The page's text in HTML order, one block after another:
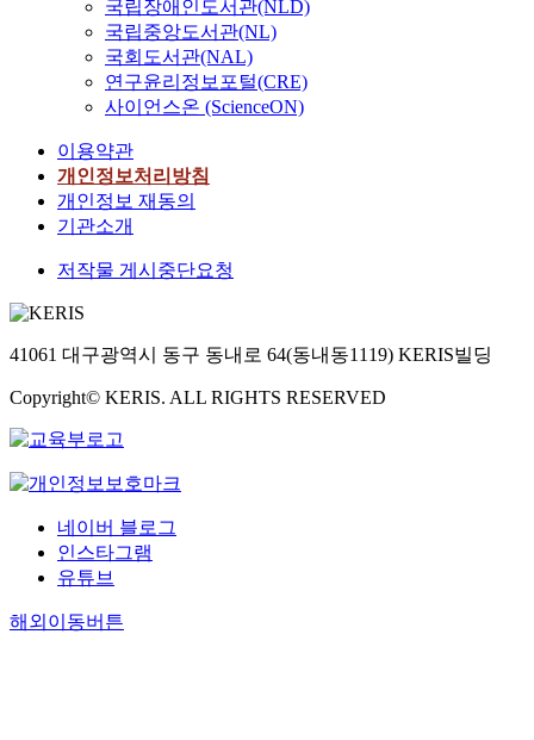
국립장애인도서관(NLD)
국립중앙도서관(NL)
국회도서관(NAL)
연구윤리정보포털(CRE)
사이언스온 (ScienceON)
이용약관
개인정보처리방침
개인정보 재동의
기관소개
저작물 게시중단요청
41061 대구광역시 동구 동내로 64(동내동1119) KERIS빌딩
Copyright© KERIS. ALL RIGHTS RESERVED
네이버 블로그
인스타그램
유튜브
해외이동버튼